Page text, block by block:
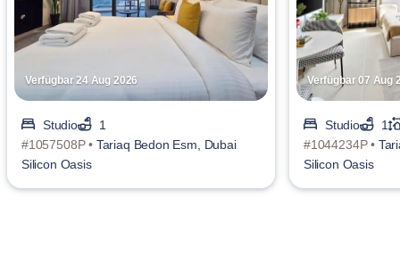
Verfügbar 24 Aug 2026
Studio
1
#1057508P • Tariaq Bedon Esm, Dubai
Silicon Oasis
Verfügbar 07 Aug
Studio
1
#1044234P •
Silicon Oasis